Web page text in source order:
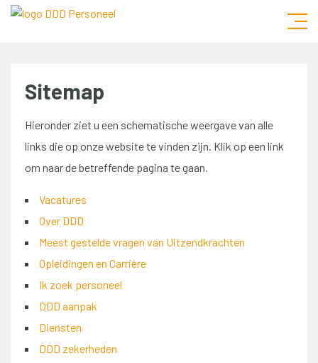
Sitemap
Hieronder ziet u een schematische weergave van alle
links die op onze website te vinden zijn. Klik op een link
om naar de betreffende pagina te gaan.
Vacatures
Over DDD
Meest gestelde vragen van Uitzendkrachten
Opleidingen en Carrière
Ik zoek personeel
DDD aanpak
Diensten
DDD zekerheden